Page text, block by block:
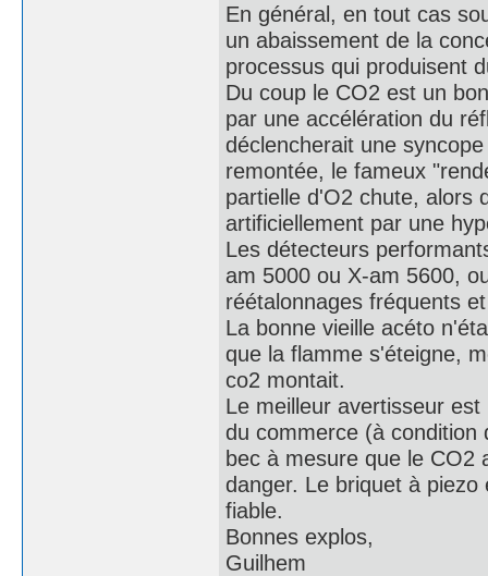
En général, en tout cas
un abaissement de la
processus qui produisent
Du coup le CO2 est un
par une accélération du
déclencherait une
remontée, le fameux
partielle d'O2 chute, alors
artificiellement par une
Les détecteurs
am 5000 ou X-am 5600,
réétalonnages fréquents
La bonne vieille acéto
que la flamme s'éteigne,
co2 montait.
Le meilleur avertisseur
du commerce (à condition
bec à mesure que le CO2
danger. Le briquet à
fiable.
Bonnes explos,
Guilhem